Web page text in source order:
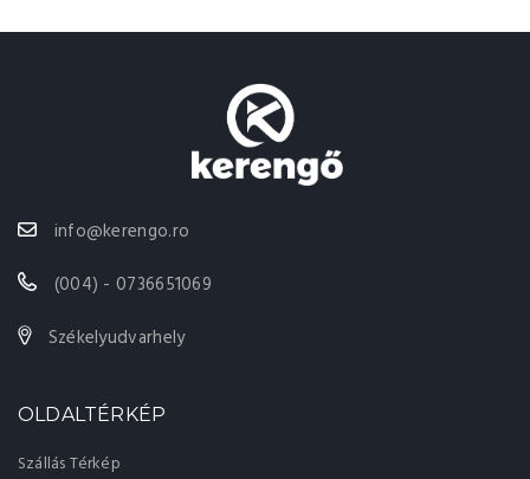
info@kerengo.ro
(004) - 0736651069
Székelyudvarhely
OLDALTÉRKÉP
Szállás Térkép